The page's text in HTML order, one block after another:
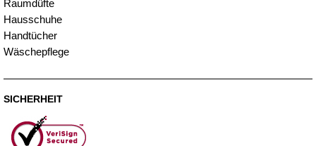
Raumdüfte
Hausschuhe
Handtücher
Wäschepflege
SICHERHEIT